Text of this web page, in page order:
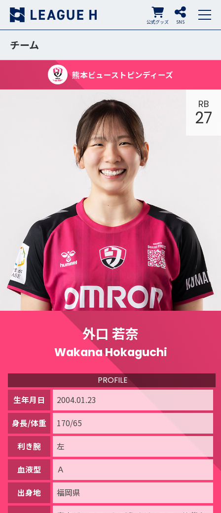
SNS
公式グッズ
チーム
熊本ビューストピンディーズ
外口 若奈
Wakana Hokaguchi
RB
27
生年月日 2004.01.23
身長/体重 170/65
利き腕 左
血液型 Ａ
出身地 福岡県
PROFILE